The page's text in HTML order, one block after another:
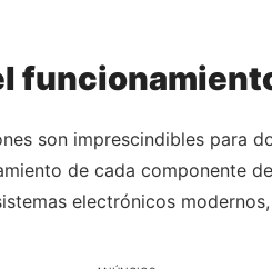
son imprescindibles para
de cada componente
electrónicos